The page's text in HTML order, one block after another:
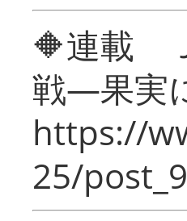
🔶連載
戦―果実
https://
25/